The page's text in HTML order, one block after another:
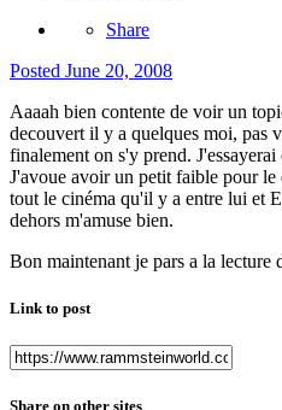
Share
Posted June 20, 2008
Aaaah bien contente de voir un
decouvert il y a quelques moi, pas
finalement on s'y prend.
J'avoue avoir un petit faible pour
tout le cinéma qu'il y a entre lui et
dehors m'amuse bien.
Bon maintenant je pars a la lecture
Link to post
Share on other sites